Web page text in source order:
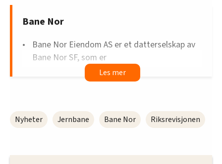
Bane Nor
Bane Nor Eiendom AS er et datterselskap av
Bane Nor SF, som er
Eiendomsporteføljen i konsernet Bane Nor
Eiendom blir forvaltet og administrert av
styre.
Bane Nor Eiendom AS er i dag en av Norges
Nyheter Jernbane Bane Nor Riksrevisjonen